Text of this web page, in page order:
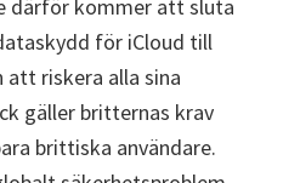
därför kommer att sluta
för iCloud till
att riskera alla sina
gäller britternas krav
brittiska användare.